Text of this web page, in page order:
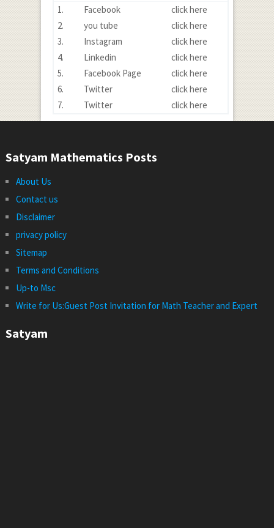
1.
Facebook
click here
2.
you tube
click here
3.
Instagram
click here
4.
Linkedin
click here
5.
Facebook Page
click here
6.
Twitter
click here
7.
Twitter click here
Satyam Mathematics Posts
About Us
Contact us
Disclaimer
privacy policy
Sitemap
Terms and Conditions
Up-to Msc
Write for Us:Guest Post Invitation for Math Teacher and Expert
Satyam